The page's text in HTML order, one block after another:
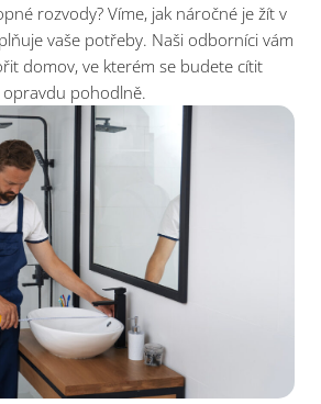
rozvody? Víme, jak náročné je žít v
vaše potřeby. Naši odborníci vám
domov, ve kterém se budete cítit
opravdu pohodlně.